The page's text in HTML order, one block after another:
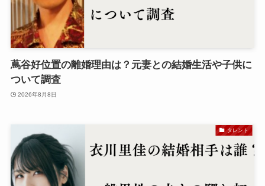
蔦谷好位置の離婚理由は？元妻との結婚生活や子供に
ついて調査
2026年8月8日
タレント